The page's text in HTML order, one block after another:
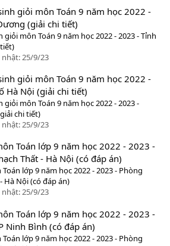
giỏi môn Toán 9 năm học 2022 -
(giải chi tiết)
môn Toán 9 năm học 2022 - 2023 - Tỉnh
nhật:25/9/23
giỏi môn Toán 9 năm học 2022 -
Hà Nội (giải chi tiết)
môn Toán 9 năm học 2022 - 2023 -
chi tiết)
nhật:25/9/23
Toán lớp 9 năm học 2022 - 2023 -
Thất - Hà Nội (có đáp án)
lớp 9 năm học 2022 - 2023 - Phòng
Hà Nội (có đáp án)
nhật:25/9/23
Toán lớp 9 năm học 2022 - 2023 -
Ninh Bình (có đáp án)
lớp 9 năm học 2022 - 2023 - Phòng